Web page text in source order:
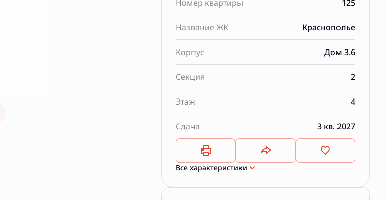
Номер квартиры 125
Название ЖК Краснополье
Корпус Дом 3.6
Секция 2
Этаж 4
Сдача 3 кв. 2027
Все характеристики